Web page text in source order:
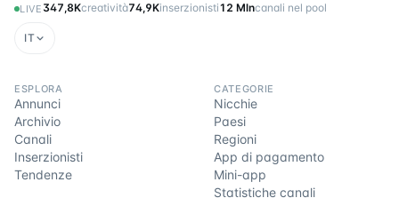
LIVE 347,8Kcreatività74,9Kinserzionisti12 Mlncanali nel pool
IT
ESPLORA
Annunci
Archivio
Canali
Inserzionisti
Tendenze
CATEGORIE
Nicchie
Paesi
Regioni
App di pagamento
Mini-app
Statistiche canali